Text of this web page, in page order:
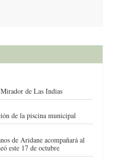
de Las Indias
de la piscina municipal
de Aridane acompañará al
este 17 de octubre